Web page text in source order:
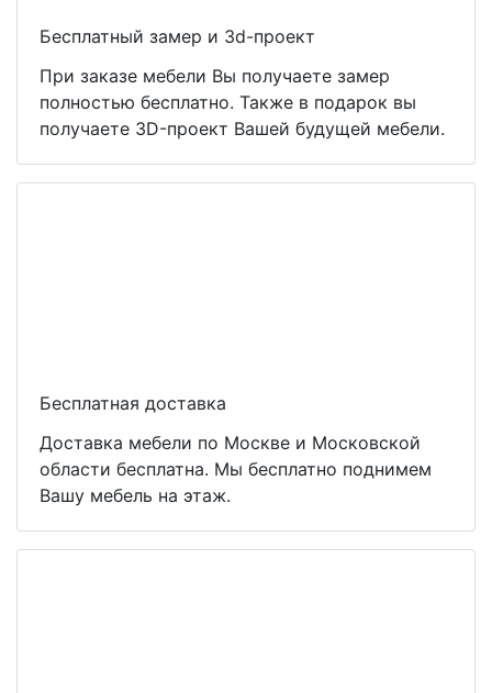
Бесплатный замер и 3d-проект
При заказе мебели Вы получаете замер
полностью бесплатно. Также в подарок вы
получаете 3D-проект Вашей будущей мебели.
Бесплатная доставка
Доставка мебели по Москве и Московской
области бесплатна. Мы бесплатно поднимем
Вашу мебель на этаж.